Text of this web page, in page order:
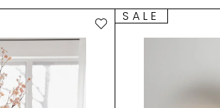
SALE